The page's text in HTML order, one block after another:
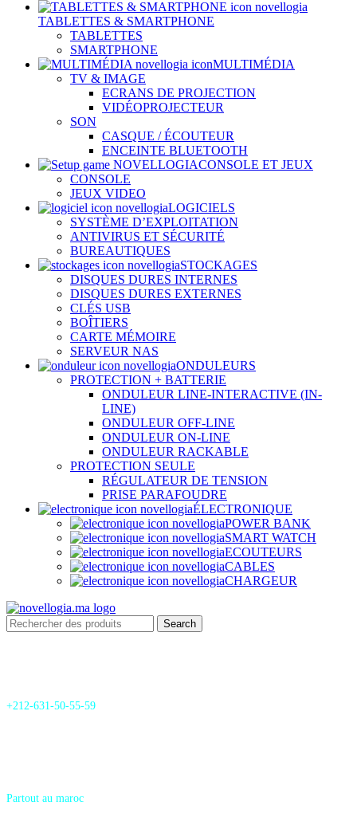
TABLETTES & SMARTPHONE
TABLETTES
SMARTPHONE
MULTIMÉDIA
TV & IMAGE
ECRANS DE PROJECTION
VIDÉOPROJECTEUR
SON
CASQUE / ÉCOUTEUR
ENCEINTE BLUETOOTH
CONSOLE ET JEUX
CONSOLE
JEUX VIDEO
LOGICIELS
SYSTÈME D’EXPLOITATION
ANTIVIRUS ET SÉCURITÉ
BUREAUTIQUES
STOCKAGES
DISQUES DURES INTERNES
DISQUES DURES EXTERNES
CLÉS USB
BOÎTIERS
CARTE MÉMOIRE
SERVEUR NAS
ONDULEURS
PROTECTION + BATTERIE
ONDULEUR LINE-INTERACTIVE (IN-
LINE)
ONDULEUR OFF-LINE
ONDULEUR ON-LINE
ONDULEUR RACKABLE
PROTECTION SEULE
RÉGULATEUR DE TENSION
PRISE PARAFOUDRE
ÉLECTRONIQUE
POWER BANK
SMART WATCH
ECOUTEURS
CABLES
CHARGEUR
Search
+212-631-50-55-59
Partout au maroc